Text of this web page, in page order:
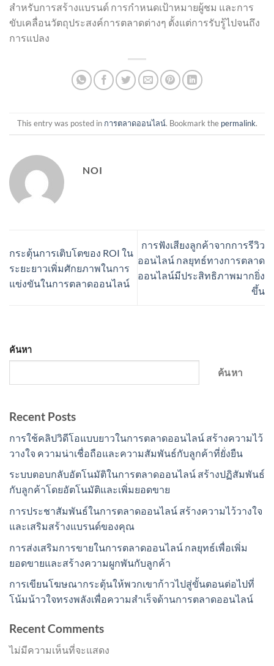
สำหรับการสร้างแบรนด์ การกำหนดเป้าหมายผู้ชม และการ
ขับเคลื่อนวัตถุประสงค์การตลาดต่างๆ ตั้งแต่การรับรู้ไปจนถึง
การแปลง
This entry was posted in การตลาดออนไลน์. Bookmark the permalink.
NOI
กระตุ้นการเติบโตของ ROI ใน
ระยะยาวเพิ่มศักยภาพในการ
แข่งขันในการตลาดออนไลน์
การฟังเสียงลูกค้าจากการรีวิว
ออนไลน์ กลยุทธ์ทางการตลาด
ออนไลน์มีประสิทธิภาพมากยิ่ง
ขึ้น
ค้นหา
ค้นหา
Recent Posts
การใช้คลิปวิดีโอแบบยาวในการตลาดออนไลน์ สร้างความไว้
วางใจ ความน่าเชื่อถือและความสัมพันธ์กับลูกค้าที่ยั่งยืน
ระบบตอบกลับอัตโนมัติในการตลาดออนไลน์ สร้างปฏิสัมพันธ์
กับลูกค้าโดยอัตโนมัติและเพิ่มยอดขาย
การประชาสัมพันธ์ในการตลาดออนไลน์ สร้างความไว้วางใจ
และเสริมสร้างแบรนด์ของคุณ
การส่งเสริมการขายในการตลาดออนไลน์ กลยุทธ์เพื่อเพิ่ม
ยอดขายและสร้างความผูกพันกับลูกค้า
การเขียนโฆษณากระตุ้นให้พวกเขาก้าวไปสู่ขั้นตอนต่อไปที่
โน้มน้าวใจทรงพลังเพื่อความสำเร็จด้านการตลาดออนไลน์
Recent Comments
ไม่มีความเห็นที่จะแสดง